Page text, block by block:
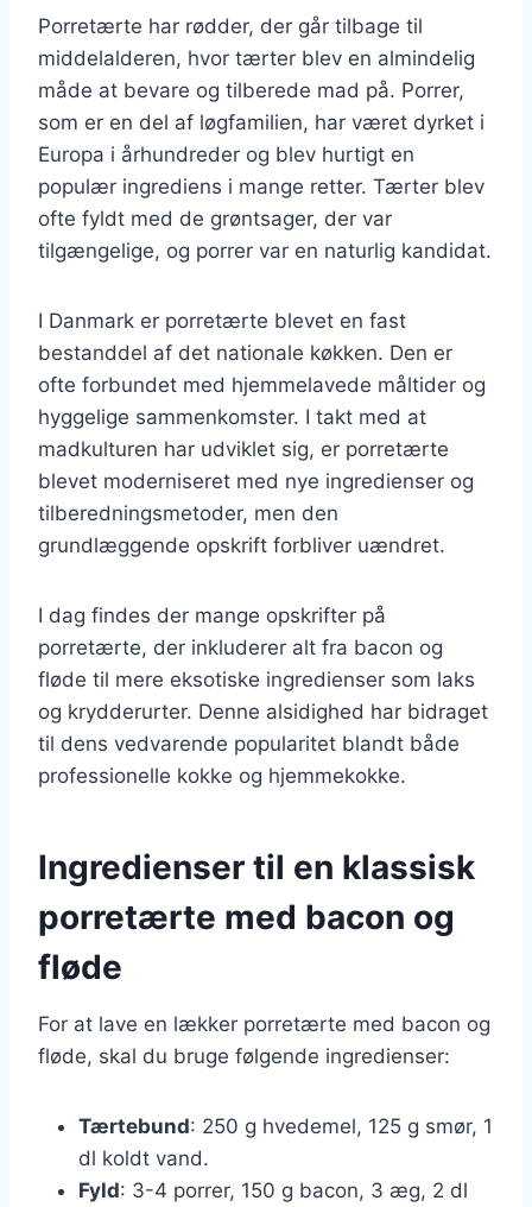
Porretærte har rødder, der går tilbage til
middelalderen, hvor tærter blev en almindelig
måde at bevare og tilberede mad på. Porrer,
som er en del af løgfamilien, har været dyrket i
Europa i århundreder og blev hurtigt en
populær ingrediens i mange retter. Tærter blev
ofte fyldt med de grøntsager, der var
tilgængelige, og porrer var en naturlig kandidat.
I Danmark er porretærte blevet en fast
bestanddel af det nationale køkken. Den er
ofte forbundet med hjemmelavede måltider og
hyggelige sammenkomster. I takt med at
madkulturen har udviklet sig, er porretærte
blevet moderniseret med nye ingredienser og
tilberedningsmetoder, men den
grundlæggende opskrift forbliver uændret.
I dag findes der mange opskrifter på
porretærte, der inkluderer alt fra bacon og
fløde til mere eksotiske ingredienser som laks
og krydderurter. Denne alsidighed har bidraget
til dens vedvarende popularitet blandt både
professionelle kokke og hjemmekokke.
Ingredienser til en klassisk
porretærte med bacon og
fløde
For at lave en lækker porretærte med bacon og
fløde, skal du bruge følgende ingredienser:
Tærtebund: 250 g hvedemel, 125 g smør, 1
dl koldt vand.
Fyld: 3-4 porrer, 150 g bacon, 3 æg, 2 dl